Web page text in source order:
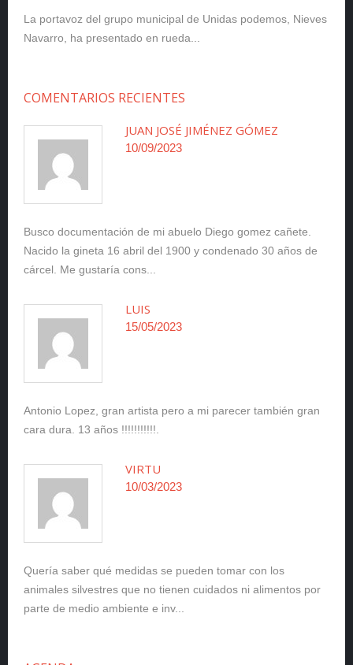
La portavoz del grupo municipal de Unidas podemos, Nieves
Navarro, ha presentado en rueda...
COMENTARIOS RECIENTES
JUAN JOSÉ JIMÉNEZ GÓMEZ
10/09/2023
Busco documentación de mi abuelo Diego gomez cañete.
Nacido la gineta 16 abril del 1900 y condenado 30 años de
cárcel. Me gustaría cons...
LUIS
15/05/2023
Antonio Lopez, gran artista pero a mi parecer también gran
cara dura. 13 años !!!!!!!!!!!.
VIRTU
10/03/2023
Quería saber qué medidas se pueden tomar con los
animales silvestres que no tienen cuidados ni alimentos por
parte de medio ambiente e inv...